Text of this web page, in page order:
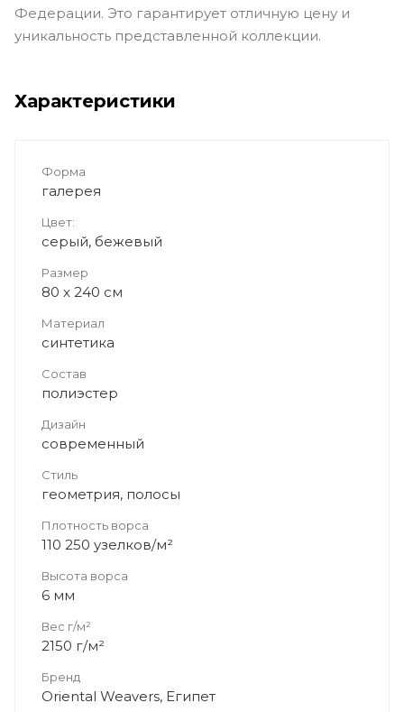
Федерации. Это гарантирует отличную цену и
уникальность представленной коллекции.
Характеристики
Форма
галерея
Цвет:
серый, бежевый
Размер
80 x 240 см
Материал
синтетика
Состав
полиэстер
Дизайн
современный
Стиль
геометрия, полосы
Плотность ворса
110 250 узелков/м²
Высота ворса
6 мм
Вес г/м²
2150 г/м²
Бренд
Oriental Weavers, Египет